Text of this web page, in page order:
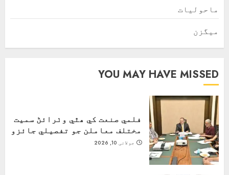
ماحولیات
ميگزن
YOU MAY HAVE MISSED
فلمي صنعت کي ھٿي وٺرائڻ سميت
مختلف معاملن جو تفصيلي جائزو
جولائی 10, 2026